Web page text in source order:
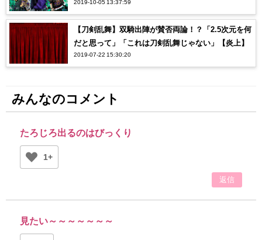
2019-10-05 13:37:59
【刀剣乱舞】双騎出陣が賛否両論！？「2.5次元を何
だと思って」「これは刀剣乱舞じゃない」【炎上】
2019-07-22 15:30:20
みんなのコメント
たろじろ出るのはびっくり
1+
返信
見たい～～～～～～～